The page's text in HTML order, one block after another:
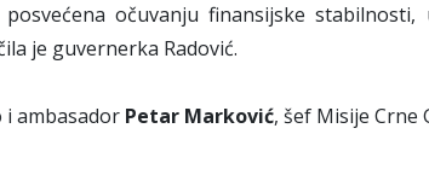
očuvanju finansijske
je guvernerka Radović.
i ambasador Petar Marković, šef Misije Crne